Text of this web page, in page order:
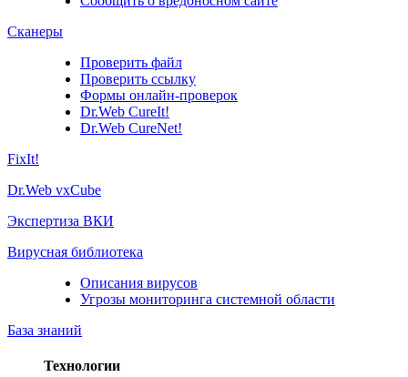
Сканеры
Проверить файл
Проверить ссылку
Формы онлайн-проверок
Dr.Web CureIt!
Dr.Web CureNet!
FixIt!
Dr.Web vxCube
Экспертиза ВКИ
Вирусная библиотека
Описания вирусов
Угрозы мониторинга системной области
База знаний
Технологии